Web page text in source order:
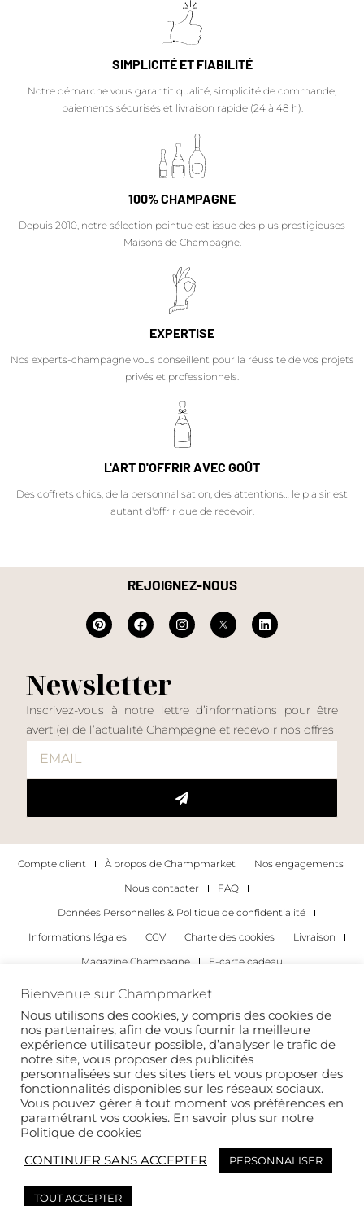
SIMPLICITÉ ET FIABILITÉ
Notre démarche vous garantit qualité, simplicité de commande,
paiements sécurisés et livraison rapide (24 à 48 h).
100% CHAMPAGNE
Depuis 2010, notre sélection pointue est issue des plus prestigieuses
Maisons de Champagne.
EXPERTISE
Nos experts-champagne vous conseillent pour la réussite de vos projets
privés et professionnels.
L'ART D'OFFRIR AVEC GOÛT
Des coffrets chics, de la personnalisation, des attentions… le plaisir est
autant d'offrir que de recevoir.
REJOIGNEZ-NOUS
Newsletter
Inscrivez-vous à notre lettre d’informations pour être
averti(e) de l’actualité Champagne et recevoir nos offres
Compte client À propos de Champmarket
Nos engagements
Nous contacter
FAQ
Données Personnelles & Politique de confidentialité
Informations légales
CGV Charte des cookies
Livraison
Magazine Champagne
E-carte cadeau
Les occasions pour déguster du champagne
Pour les particuliers
Pour les entreprises
Copyright 2022 © tous droits réservés. Champmarket.
Bienvenue sur Champmarket
Nous utilisons des cookies, y compris des cookies de
nos partenaires, afin de vous fournir la meilleure
expérience utilisateur possible, d’analyser le trafic de
notre site, vous proposer des publicités
personnalisées sur des sites tiers et vous proposer des
fonctionnalités disponibles sur les réseaux sociaux.
Vous pouvez gérer à tout moment vos préférences en
paramétrant vos cookies. En savoir plus sur notre
Politique de cookies
CONTINUER SANS ACCEPTER
PERSONNALISER
TOUT ACCEPTER